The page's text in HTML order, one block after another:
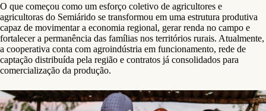
O que começou como um esforço coletivo de agricultores e
agricultoras do Semiárido se transformou em uma estrutura produtiva
capaz de movimentar a economia regional, gerar renda no campo e
fortalecer a permanência das famílias nos territórios rurais. Atualmente,
a cooperativa conta com agroindústria em funcionamento, rede de
captação distribuída pela região e contratos já consolidados para
comercialização da produção.